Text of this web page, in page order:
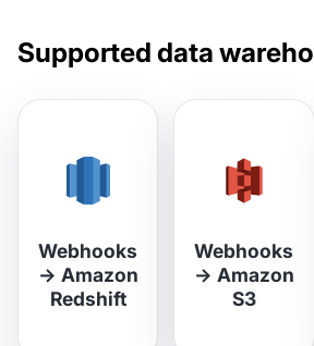
Supported data
Webhooks
→ Amazon
Redshift
Webhooks
→ Amazon
S3